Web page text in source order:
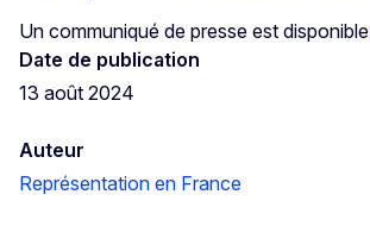
Un communiqué de presse est disponible
Date de publication
13 août 2024
Auteur
Représentation en France